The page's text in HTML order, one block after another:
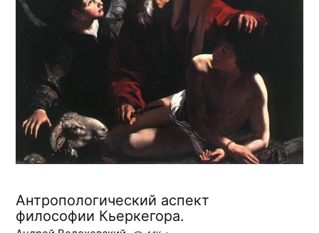
Антропологический аспект
философии Кьеркегора.